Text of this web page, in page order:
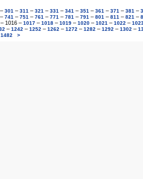
– 301 – 311 – 321 – 331 – 341 – 351 – 361 – 371 – 381 –
– 741 – 751 – 761 – 771 – 781 – 791 – 801 – 811 – 821 –
– 1016 – 1017 – 1018 – 1019 – 1020 – 1021 – 1022 –
– 1242 – 1252 – 1262 – 1272 – 1282 – 1292 – 1302 –
1482 >